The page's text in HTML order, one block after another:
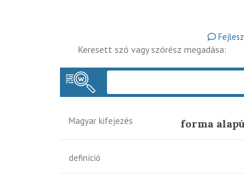
Keresett szó vagy szórész megadása:
Magyar kifejezés forma
definíció